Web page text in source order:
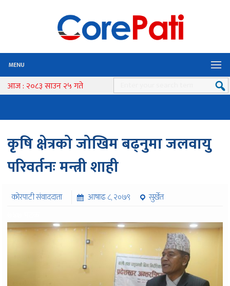
MENU
आज : २०८३ साउन २५ गते
कृषि क्षेत्रको जोखिम बढ्नुमा जलवायु
परिवर्तनः मन्त्री शाही
कोरपाटी संवाददाता आषाढ ८, २०७९
सुर्खेत